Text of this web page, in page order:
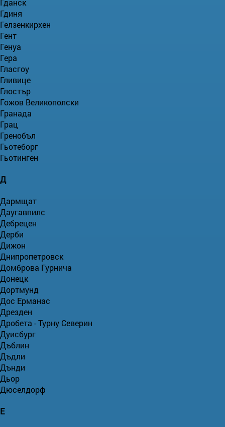
Гданск
Гдиня
Гелзенкирхен
Гент
Генуа
Гера
Гласгоу
Гливице
Глостър
Гожов Великополски
Гранада
Грац
Гренобъл
Гьотеборг
Гьотинген
Д
Дармщат
Даугавпилс
Дебрецен
Дерби
Дижон
Днипропетровск
Домброва Гурнича
Донецк
Дортмунд
Дос Ерманас
Дрезден
Дробета - Турну Северин
Дуисбург
Дъблин
Дъдли
Дънди
Дьор
Дюселдорф
Е